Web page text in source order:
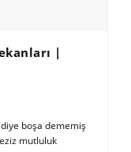
|
boşa dememiş
mutluluk